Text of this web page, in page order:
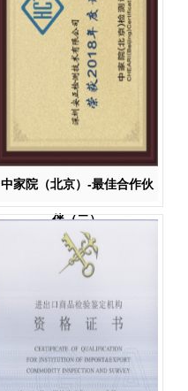
中家院（北京）-最佳合作伙
伴（二）